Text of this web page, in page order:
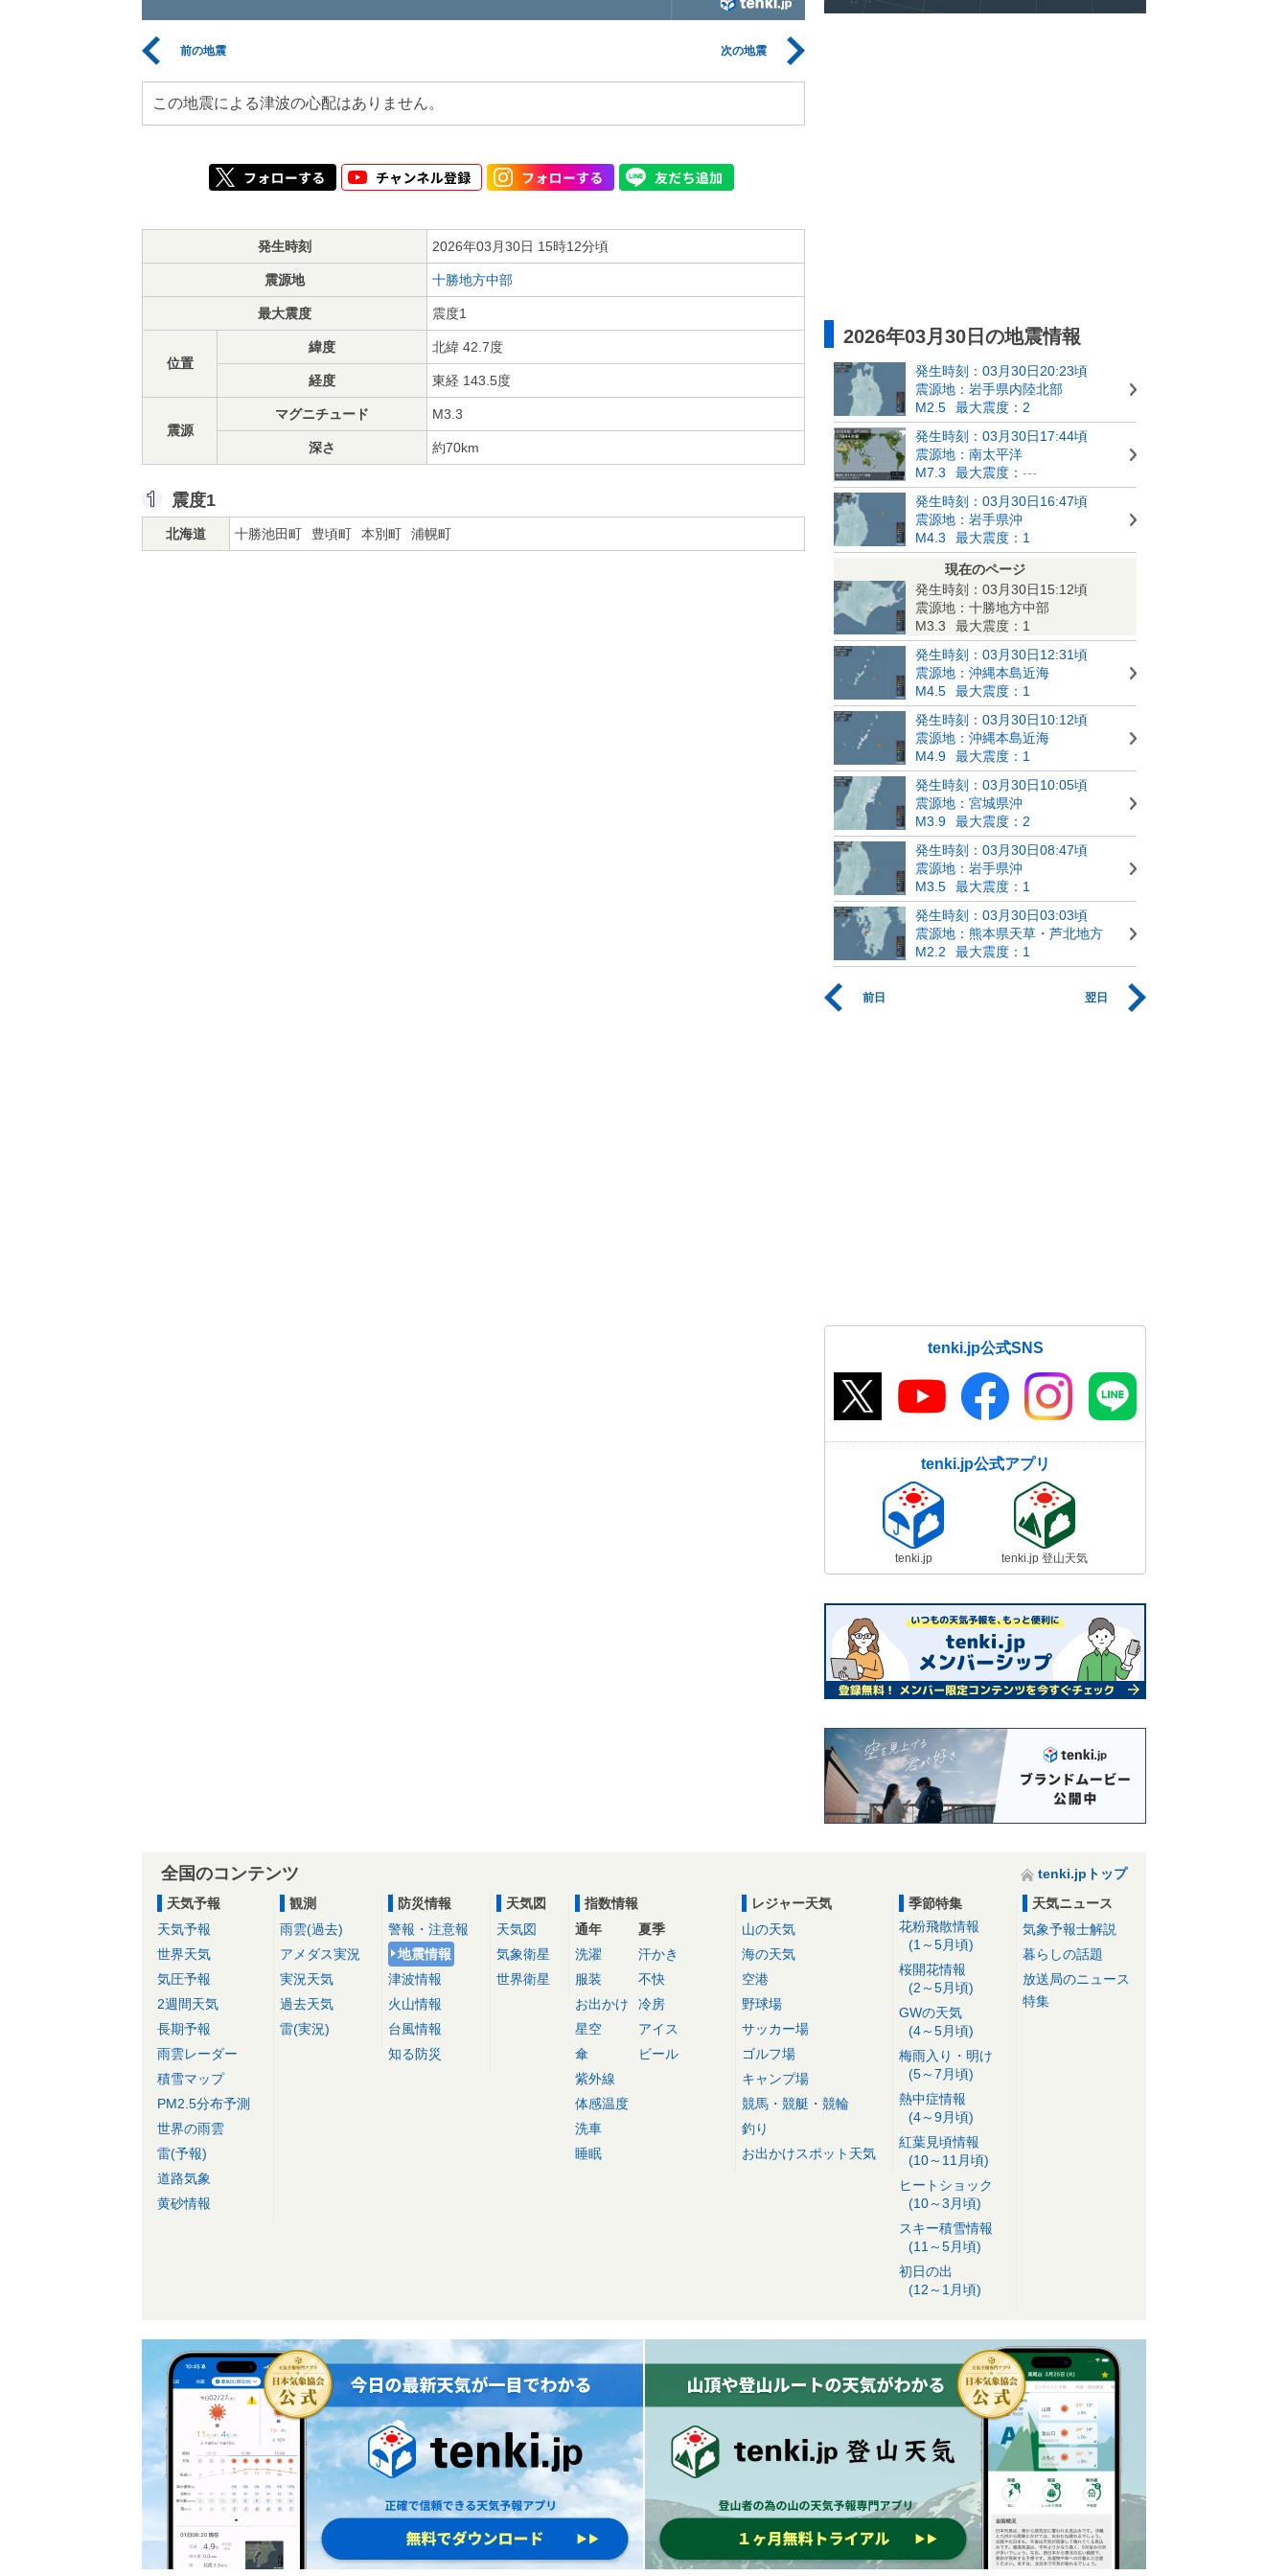
前の地震 次の地震
この地震による津波の心配はありません。
発生時刻 2026年03月30日 15時12分頃
震源地 十勝地方中部
最大震度 震度1
位置
緯度 北緯 42.7度
経度 東経 143.5度
震源
マグニチュード M3.3
深さ 約70km
震度1
北海道 十勝池田町 豊頃町 本別町 浦幌町
2026年03月30日の地震情報
発生時刻：03月30日20:23頃
震源地：岩手県内陸北部
M2.5
最大震度：2
発生時刻：03月30日17:44頃
震源地：南太平洋
M7.3
最大震度： ---
発生時刻：03月30日16:47頃
震源地：岩手県沖
M4.3
最大震度：1
現在のページ
発生時刻：03月30日15:12頃
震源地：十勝地方中部
M3.3
最大震度：1
発生時刻：03月30日12:31頃
震源地：沖縄本島近海
M4.5
最大震度：1
発生時刻：03月30日10:12頃
震源地：沖縄本島近海
M4.9
最大震度：1
発生時刻：03月30日10:05頃
震源地：宮城県沖
M3.9
最大震度：2
発生時刻：03月30日08:47頃
震源地：岩手県沖
M3.5
最大震度：1
発生時刻：03月30日03:03頃
震源地：熊本県天草・芦北地方
M2.2
最大震度：1
前日 翌日
tenki.jp公式SNS
tenki.jp公式アプリ
tenki.jp tenki.jp 登山天気
全国のコンテンツ
tenki.jpトップ
天気予報
天気予報
世界天気
気圧予報
2週間天気
長期予報
雨雲レーダー
積雪マップ
PM2.5分布予測
世界の雨雲
雷(予報)
道路気象
黄砂情報
観測
雨雲(過去)
アメダス実況
実況天気
過去天気
雷(実況)
防災情報
警報・注意報
地震情報
津波情報
火山情報
台風情報
知る防災
天気図
天気図
気象衛星
世界衛星
指数情報
通年
洗濯
服装
お出かけ
星空
傘
紫外線
体感温度
洗車
睡眠
夏季
汗かき
不快
冷房
アイス
ビール
レジャー天気
山の天気
海の天気
空港
野球場
サッカー場
ゴルフ場
キャンプ場
競馬・競艇・競輪
釣り
お出かけスポット天気
季節特集
花粉飛散情報
(1～5月頃)
桜開花情報
(2～5月頃)
GWの天気
(4～5月頃)
梅雨入り・明け
(5～7月頃)
熱中症情報
(4～9月頃)
紅葉見頃情報
(10～11月頃)
ヒートショック
(10～3月頃)
スキー積雪情報
(11～5月頃)
初日の出
(12～1月頃)
天気ニュース
気象予報士解説
暮らしの話題
放送局のニュース
特集